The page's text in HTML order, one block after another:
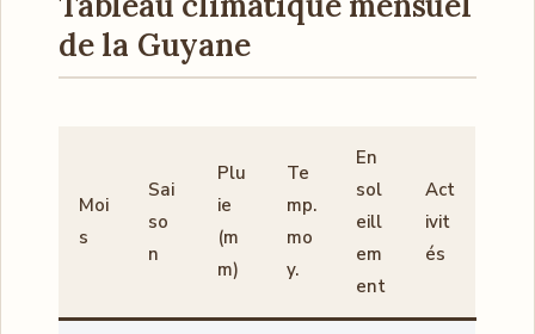
de la Guyane
Moi
s
Sai
so
n
Plu
ie
(m
m)
Te
mp.
mo
y.
En
sol
eill
em
ent
Act
ivit
és